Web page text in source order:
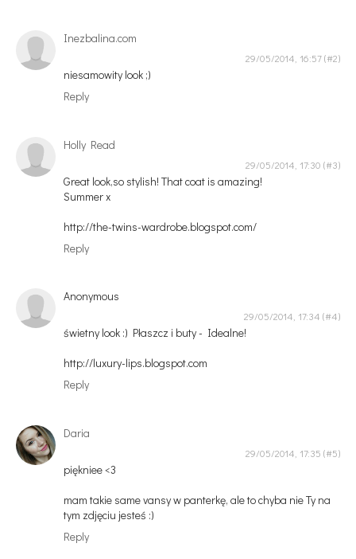
Inezbalina.com
29/05/2014, 16:57
niesamowity look ;)
Reply
Holly Read
29/05/2014, 17:30
Great look,so stylish! That coat is amazing!
Summer x
http://the-twins-wardrobe.blogspot.com/
Reply
Anonymous
29/05/2014, 17:34
świetny look :) Płaszcz i buty - Idealne!
http://luxury-lips.blogspot.com
Reply
Daria
29/05/2014, 17:35
piękniee <3
mam takie same vansy w panterkę, ale to chyba nie Ty na
tym zdjęciu jesteś :)
Reply